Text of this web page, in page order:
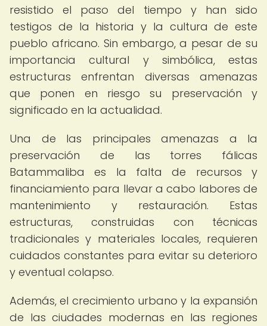
resistido el paso del tiempo y han sido
testigos de la historia y la cultura de este
pueblo africano. Sin embargo, a pesar de su
importancia cultural y simbólica, estas
estructuras enfrentan diversas amenazas
que ponen en riesgo su preservación y
significado en la actualidad.
Una de las principales amenazas a la
preservación de las torres fálicas
Batammaliba es la falta de recursos y
financiamiento para llevar a cabo labores de
mantenimiento y restauración. Estas
estructuras, construidas con técnicas
tradicionales y materiales locales, requieren
cuidados constantes para evitar su deterioro
y eventual colapso.
Además, el crecimiento urbano y la expansión
de las ciudades modernas en las regiones